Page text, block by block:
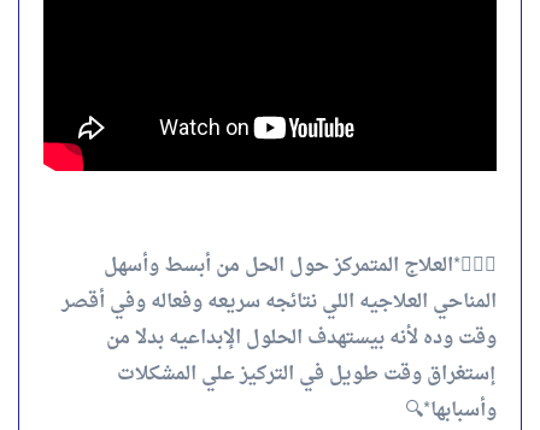
👩‍❤️‍👨*العلاج المتمركز حول الحل من أبسط وأسهل
المناحي العلاجيه اللي نتائجه سريعه وفعاله وفي أقصر
وقت وده لأنه بيستهدف الحلول الإبداعيه بدلا من
إستغراق وقت طويل في التركيز علي المشكلات
وأسبابها*🔍